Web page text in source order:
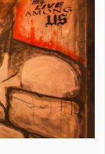
се абонирате за
запазени